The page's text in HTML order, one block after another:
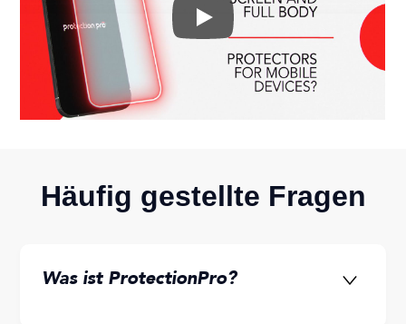
Häufig gestellte Fragen
Was ist ProtectionPro?